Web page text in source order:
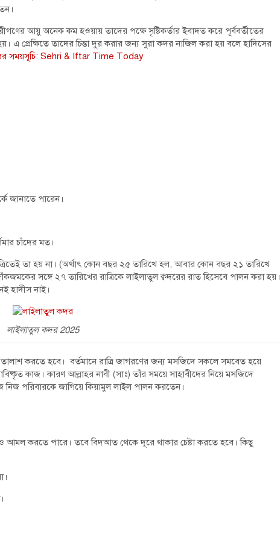
আয়ু অনেক কম হওয়ায় তাদের পক্ষে সৃষ্টিকর্তার ইবাদত করে পূর্ববর্তীতের
এ প্রেক্ষিতে তাদের চিন্তা দুর করার জন্য সুরা কদর নাজিল করা হয় বলে হাদিসের
সময়সূচি: Sehri & Iftar Time Today
জানাতে পারেন।
চাঁদের মত।
তা হয় না। (অর্থাৎ কোন বছর ২৫ তারিখে হল, আবার কোন বছর ২১ তারিখে
সঙ্গে ২৭ তারিখের রাত্রিকে লাইলাতুল ক্বদরের রাত হিসেবে পালন করা হয়।
হাদীস নাই।
লাইলাতুল কদর 2025
করতে হবে। বর্তমানে রাত্রি জাগরণের জন্য মসজিদে সকলে সমবেত হয়ে
কাজ। কারণ আল্লাহর নাবী (সাঃ) তাঁর সময়ে সাহাবীদের নিয়ে মসজিদে
নিজ পরিবারকে জাগিয়ে কিয়ামুল লাইল পালন করতেন।
ও আমল করতে পারে। তবে বিদআত থেকে দূরে থাকার চেষ্টা করতে হবে। কিছু